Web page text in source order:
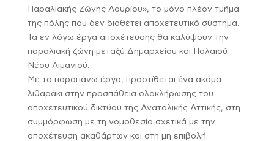
Παραλιακής Ζώνης Λαυρίου», το μόνο πλέον τμήμα
της πόλης που δεν διαθέτει αποχετευτικό σύστημα.
Τα εν λόγω έργα αποχέτευσης θα καλύψουν την
παραλιακή ζώνη μεταξύ Δημαρχείου και Παλαιού –
Νέου Λιμανιού.
Με τα παραπάνω έργα, προστίθεται ένα ακόμα
λιθαράκι στην προσπάθεια ολοκλήρωσης του
αποχετευτικού δικτύου της Ανατολικής Αττικής, στη
συμμόρφωση με τη νομοθεσία σχετικά με την
αποχέτευση ακαθάρτων και στη μη επιβολή